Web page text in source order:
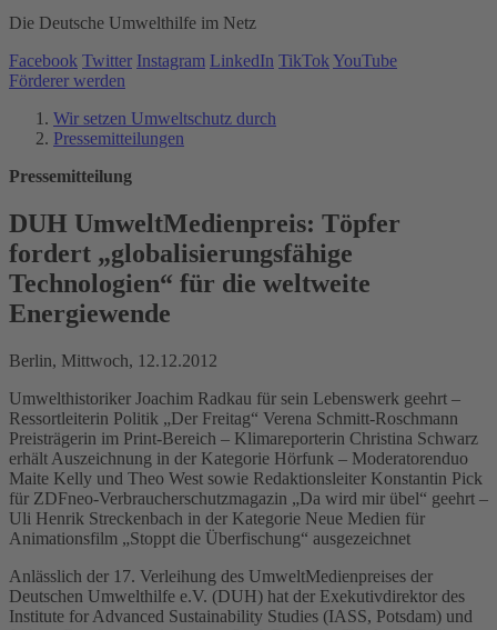
Die Deutsche Umwelthilfe im Netz
Facebook Twitter Instagram LinkedIn TikTok YouTube
Förderer werden
Wir setzen Umweltschutz durch
Pressemitteilungen
Pressemitteilung
DUH UmweltMedienpreis: Töpfer
fordert „globalisierungsfähige
Technologien“ für die weltweite
Energiewende
Berlin, Mittwoch, 12.12.2012
Umwelthistoriker Joachim Radkau für sein Lebenswerk geehrt –
Ressortleiterin Politik „Der Freitag“ Verena Schmitt-Roschmann
Preisträgerin im Print-Bereich – Klimareporterin Christina Schwarz
erhält Auszeichnung in der Kategorie Hörfunk – Moderatorenduo
Maite Kelly und Theo West sowie Redaktionsleiter Konstantin Pick
für ZDFneo-Verbraucherschutzmagazin „Da wird mir übel“ geehrt –
Uli Henrik Streckenbach in der Kategorie Neue Medien für
Animationsfilm „Stoppt die Überfischung“ ausgezeichnet
Anlässlich der 17. Verleihung des UmweltMedienpreises der
Deutschen Umwelthilfe e.V. (DUH) hat der Exekutivdirektor des
Institute for Advanced Sustainability Studies (IASS, Potsdam) und